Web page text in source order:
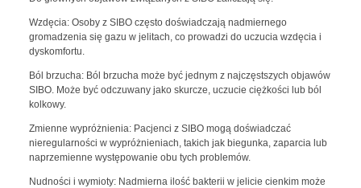
Wzdęcia: Osoby z SIBO często doświadczają nadmiernego
gromadzenia się gazu w jelitach, co prowadzi do uczucia wzdęcia i
dyskomfortu.
Ból brzucha: Ból brzucha może być jednym z najczęstszych objawów
SIBO. Może być odczuwany jako skurcze, uczucie ciężkości lub ból
kolkowy.
Zmienne wypróżnienia: Pacjenci z SIBO mogą doświadczać
nieregularności w wypróżnieniach, takich jak biegunka, zaparcia lub
naprzemienne występowanie obu tych problemów.
Nudności i wymioty: Nadmierna ilość bakterii w jelicie cienkim może